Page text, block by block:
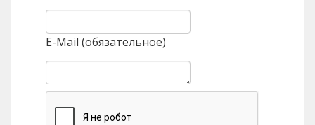
E-Mail (обязательное)